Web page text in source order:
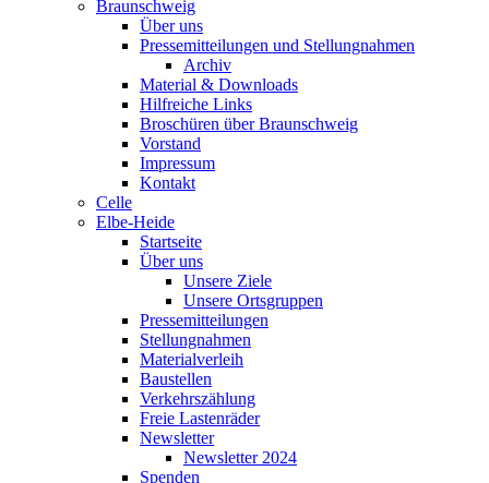
Braunschweig
Über uns
Pressemitteilungen und Stellungnahmen
Archiv
Material & Downloads
Hilfreiche Links
Broschüren über Braunschweig
Vorstand
Impressum
Kontakt
Celle
Elbe-Heide
Startseite
Über uns
Unsere Ziele
Unsere Ortsgruppen
Pressemitteilungen
Stellungnahmen
Materialverleih
Baustellen
Verkehrszählung
Freie Lastenräder
Newsletter
Newsletter 2024
Spenden